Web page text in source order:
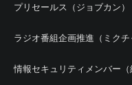
プリセールス（ジョブカン）
ラジオ番組企画推進（ミクチ
情報セキュリティメンバー（